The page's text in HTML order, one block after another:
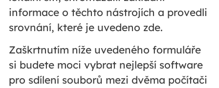
informace o těchto nástrojích a provedli
srovnání, které je uvedeno zde.
Zaškrtnutím níže uvedeného formuláře
si budete moci vybrat nejlepší software
pro sdílení souborů mezi dvěma počítači